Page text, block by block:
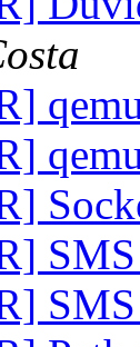
SMS
SMS